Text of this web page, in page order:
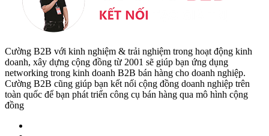
Cường B2B với kinh nghiệm & trải nghiệm trong hoạt động kinh
doanh, xây dựng cộng đồng từ 2001 sẽ giúp bạn ứng dụng
networking trong kinh doanh B2B bán hàng cho doanh nghiệp.
Cường B2B cũng giúp bạn kết nối cộng đồng doanh nghiệp trên
toàn quốc để bạn phát triển công cụ bán hàng qua mô hình cộng
đồng